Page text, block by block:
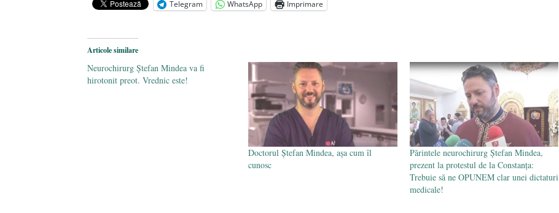
Legea Vexler produce efecte. Bustul poetului Octavian Goga, înlăturat din Iași
Telegram
WhatsApp Imprimare
Articole similare
Neurochirurg Ștefan Mindea va fi
hirotonit preot. Vrednic este!
Doctorul Ștefan Mindea, așa cum îl
cunosc
Părintele neurochirurg Ștefan Mindea,
prezent la protestul de la Constanța:
Trebuie să ne OPUNEM clar unei dictaturi
medicale!